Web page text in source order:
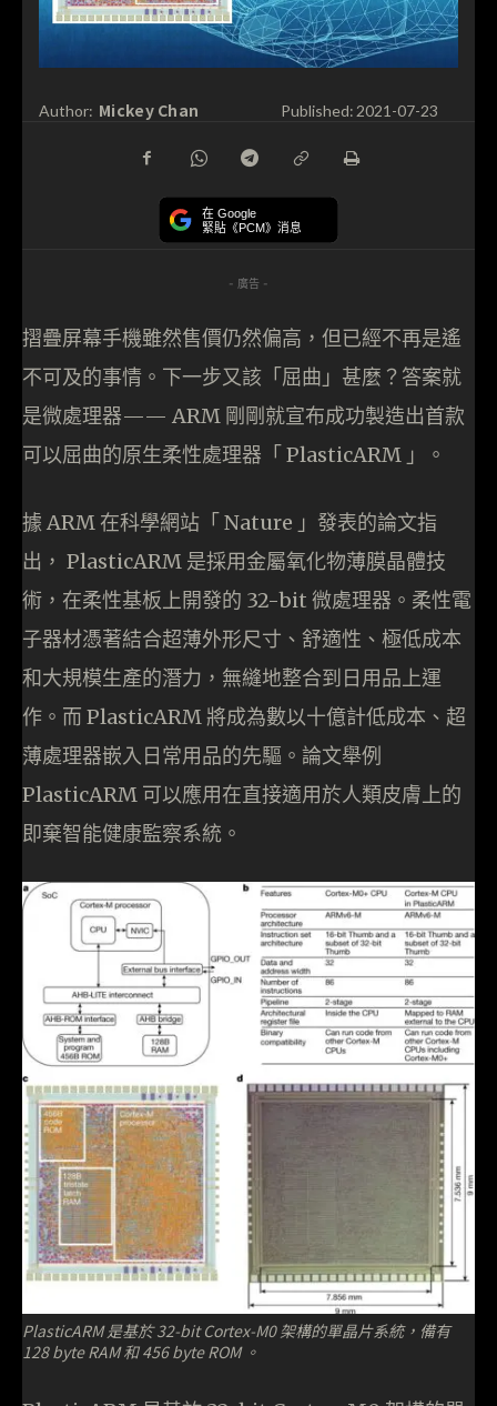
Author: Mickey Chan Published: 2021-07-23
在 Google
緊貼《PCM》消息
- 廣告 -
摺疊屏幕手機雖然售價仍然偏高，但已經不再是遙
不可及的事情。下一步又該「屈曲」甚麼？答案就
是微處理器—— ARM 剛剛就宣布成功製造出首款
可以屈曲的原生柔性處理器「 PlasticARM 」。
據 ARM 在科學網站「 Nature 」發表的論文指
出， PlasticARM 是採用金屬氧化物薄膜晶體技
術，在柔性基板上開發的 32-bit 微處理器。柔性電
子器材憑著結合超薄外形尺寸、舒適性、極低成本
和大規模生產的潛力，無縫地整合到日用品上運
作。而 PlasticARM 將成為數以十億計低成本、超
薄處理器嵌入日常用品的先驅。論文舉例
PlasticARM 可以應用在直接適用於人類皮膚上的
即棄智能健康監察系統。
PlasticARM 是基於 32-bit Cortex-M0 架構的單晶片系統，備有
128 byte RAM 和 456 byte ROM 。